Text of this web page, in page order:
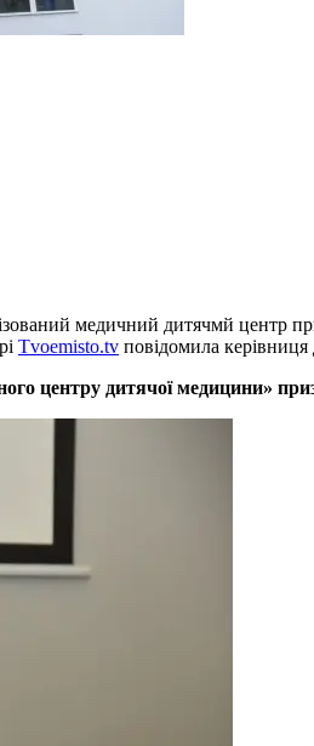
медичний дитячмй
Tvoemisto.tv повідомила
центру дитячої медицини»